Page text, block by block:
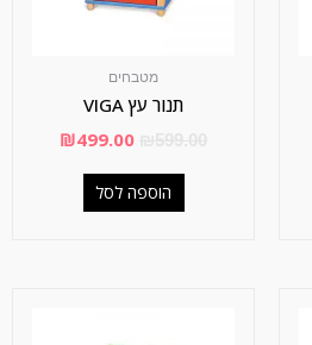
מטבחים
תנור עץ VIGA
₪499.00
הוספה לסל